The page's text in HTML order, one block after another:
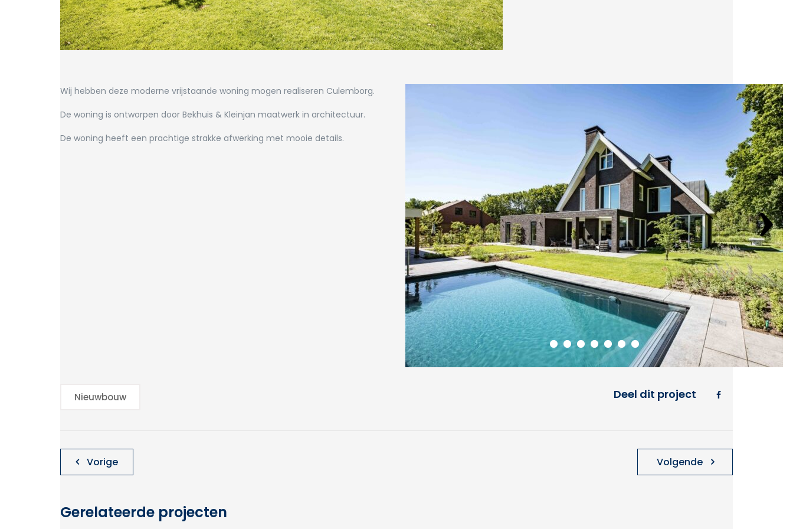
Wij hebben deze moderne vrijstaande woning mogen realiseren Culemborg.
De woning is ontworpen door Bekhuis & Kleinjan maatwerk in architectuur.
De woning heeft een prachtige strakke afwerking met mooie details.
Nieuwbouw Deel dit project
Bericht
navigatie
Vorige Volgende
Gerelateerde projecten